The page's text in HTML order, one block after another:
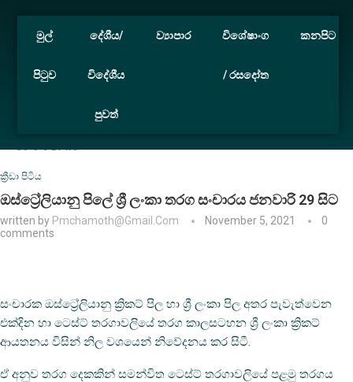
මුල්
පිටුව
දේශීය/
විදේශීය
පුවත්
ව්‍යාපාර විශේෂාංග
/ රසදෝත
කනපිට
ජනවාරි 29 සිට
ක්‍රීඩා පිටිය
ඔස්ට්‍රේලියානු පිලේ ශ්‍රී ලංකා තරග සංචාරය ජනවාරි 29 සිට
written by Pmchamoth@gmail.com November 5, 2021
0
comments
සංචාරක ඔස්ට්‍රේලියානු ක්‍රිකට් පිල හා ශ්‍රී ලංකා පිල අතර පැවැත්වෙන
එක්දින හා ටෙස්ට් තරගාවලියේ තරග කාලසටහන ශ්‍රී ලංකා ක්‍රිකට්
ආයතනය විසින් නිල වශයෙන් නිවේදනය කර සිටී.
ඒ අනුව තරග දෙකකින් සමන්විත ටෙස්ට් තරගාවලියේ පළමු තරගය